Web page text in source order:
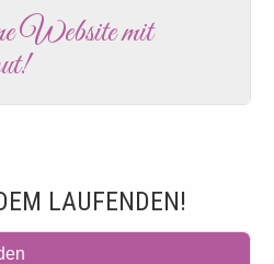
Website mit
LAUFENDEN!